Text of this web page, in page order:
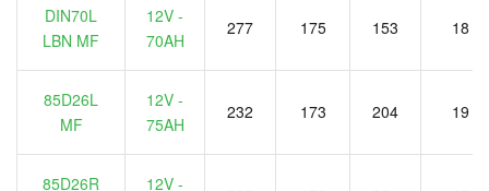
DIN70L
LBN MF
12V -
70AH
277 175 153 18
85D26L
MF
12V -
75AH
232 173 204 19
85D26R
12V -